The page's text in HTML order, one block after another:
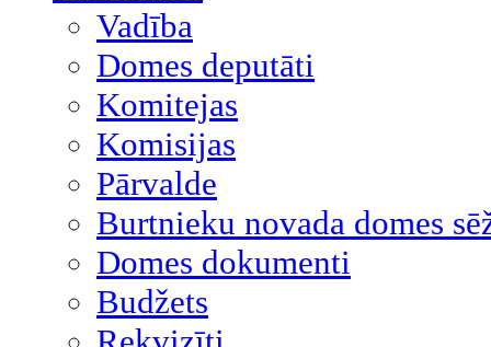
Vadība
Domes deputāti
Komitejas
Komisijas
Pārvalde
Burtnieku novada domes
Domes dokumenti
Budžets